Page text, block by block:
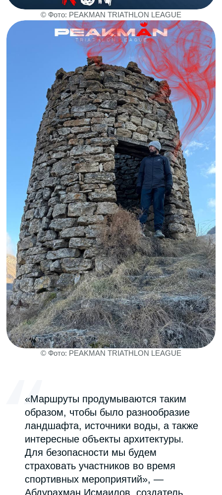
Местные спортсмены уже поддерживают
идею развития триатлона. Иса
Шайдабеков, финишер сложнейшей гонки
по триатлону в России Elbrusman в 2024
году и амбассадор PEAKMAN TRIATHLON
«Я считаю, что с точки зрения
географии Дагестан идеально
подходит для развития триатлона:
здесь есть море и озера, горы,
природные просторы и большое
количество фитнес-клубов, которые
заинтересованы в проведении
соревнований в indoor-формате. А
среди спортсменов мы всё больше
наблюдаем людей, которые
вовлекаются в циклические виды
спорта и растут в силе и скорости от
старта к старту».
Возможно, именно сейчас в Дагестане
закладывается фундамент нового
спортивного сообщества — триатлонистов.
Пожелаем ребятам удачи и будем следить
за дальнейшим развитием событий.
Подписывайтесь на NODA